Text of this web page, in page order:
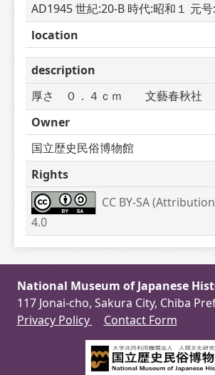
AD1945 世紀:20-B 時代:昭和１ 元
location
description
厚さ　０．４ｃｍ　　文藝春秋社
Owner
国立歴史民俗博物館
Rights
CC BY-SA
4.0
National Museum of Japanese
117 Jonai-cho, Sakura City, Chiba
Privacy Policy
Contact Form